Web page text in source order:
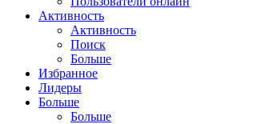
Активность
Активность
Поиск
Больше
Избранное
Лидеры
Больше
Больше